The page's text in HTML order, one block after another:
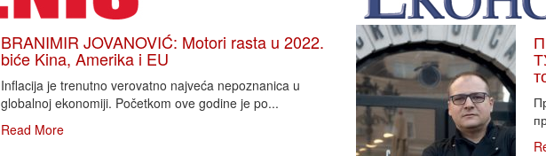
BRANIMIR JOVANOVIĆ: Motori rasta u 2022.
biće Kina, Amerika i EU
Inflacija je trenutno verovatno najveća nepoznanica u
globalnoj ekonomiji. Početkom ove godine je po...
Read More